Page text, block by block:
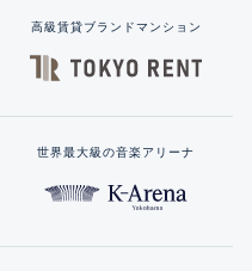
高級賃貸ブランドマンション
世界最大級の音楽アリーナ